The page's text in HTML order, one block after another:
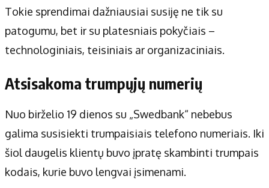
Tokie sprendimai dažniausiai susiję ne tik su
patogumu, bet ir su platesniais pokyčiais –
technologiniais, teisiniais ar organizaciniais.
Atsisakoma trumpųjų numerių
Nuo birželio 19 dienos su „Swedbank“ nebebus
galima susisiekti trumpaisiais telefono numeriais. Iki
šiol daugelis klientų buvo įpratę skambinti trumpais
kodais, kurie buvo lengvai įsimenami.